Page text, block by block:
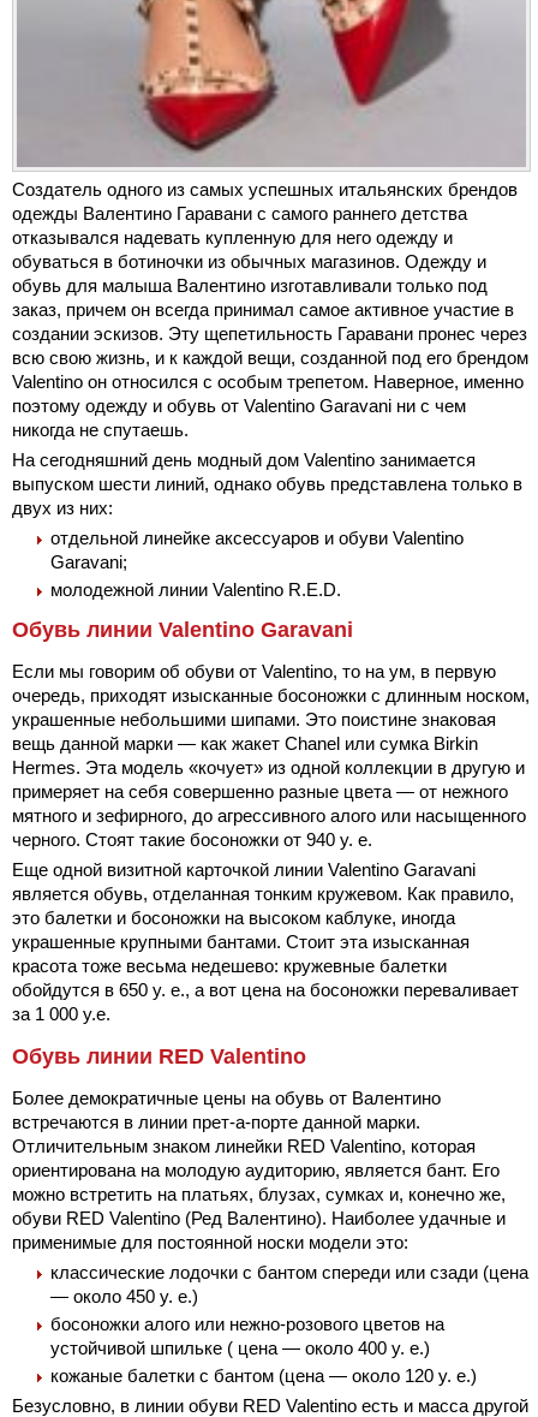
Создатель одного из самых успешных итальянских брендов
одежды Валентино Гаравани с самого раннего детства
отказывался надевать купленную для него одежду и
обуваться в ботиночки из обычных магазинов. Одежду и
обувь для малыша Валентино изготавливали только под
заказ, причем он всегда принимал самое активное участие в
создании эскизов. Эту щепетильность Гаравани пронес через
всю свою жизнь, и к каждой вещи, созданной под его брендом
Valentino он относился с особым трепетом. Наверное, именно
поэтому одежду и обувь от Valentino Garavani ни с чем
никогда не спутаешь.
На сегодняшний день модный дом Valentino занимается
выпуском шести линий, однако обувь представлена только в
двух из них:
отдельной линейке аксессуаров и обуви Valentino
Garavani;
молодежной линии Valentino R.E.D.
Обувь линии Valentino Garavani
Если мы говорим об обуви от Valentino, то на ум, в первую
очередь, приходят изысканные босоножки с длинным носком,
украшенные небольшими шипами. Это поистине знаковая
вещь данной марки — как жакет Chanel или сумка Birkin
Hermes. Эта модель «кочует» из одной коллекции в другую и
примеряет на себя совершенно разные цвета — от нежного
мятного и зефирного, до агрессивного алого или насыщенного
черного. Стоят такие босоножки от 940 у. е.
Еще одной визитной карточкой линии Valentino Garavani
является обувь, отделанная тонким кружевом. Как правило,
это балетки и босоножки на высоком каблуке, иногда
украшенные крупными бантами. Стоит эта изысканная
красота тоже весьма недешево: кружевные балетки
обойдутся в 650 у. е., а вот цена на босоножки переваливает
за 1 000 у.е.
Обувь линии RED Valentino
Более демократичные цены на обувь от Валентино
встречаются в линии прет-а-порте данной марки.
Отличительным знаком линейки RED Valentino, которая
ориентирована на молодую аудиторию, является бант. Его
можно встретить на платьях, блузах, сумках и, конечно же,
обуви RED Valentino (Ред Валентино). Наиболее удачные и
применимые для постоянной носки модели это:
классические лодочки с бантом спереди или сзади (цена
— около 450 у. е.)
босоножки алого или нежно-розового цветов на
устойчивой шпильке ( цена — около 400 у. е.)
кожаные балетки с бантом (цена — около 120 у. е.)
Безусловно, в линии обуви RED Valentino есть и масса другой